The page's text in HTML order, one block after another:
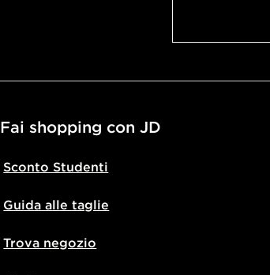
Fai shopping con JD
Sconto Studenti
Guida alle taglie
Trova negozio